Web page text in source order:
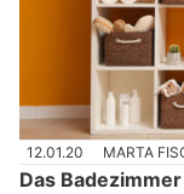
12.01.20 MARTA
Das